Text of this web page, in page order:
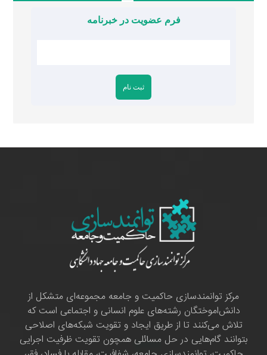
فرم عضویت در خبرنامه
مرکز توانمندسازی حاکمیت و جامعه مجموعه‌ای متشکل از
دانش‌اموختگان رشته‌های علوم انسانی و اجتماعی است که
تلاش می‌کنند تا از طریق ایجاد و تقویت شبکه‌های اصلاحی
بتوانند گام‌هایی در حل مسائلی همچون تقویت ظرفیت اجرایی